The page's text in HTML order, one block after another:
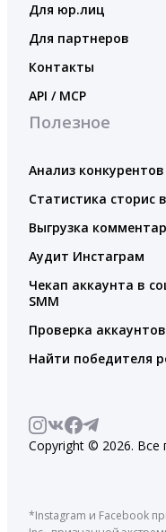
Для юр.лиц
Для партнеров
Контакты
API / MCP
Полезное
Анализ
Статистика сторис
Выгрузка
Аудит Инстаграм
Чекап аккаунта в
SMM
Проверка
Найти победителя
Copyright © 2026.
*Instagram и Facebook